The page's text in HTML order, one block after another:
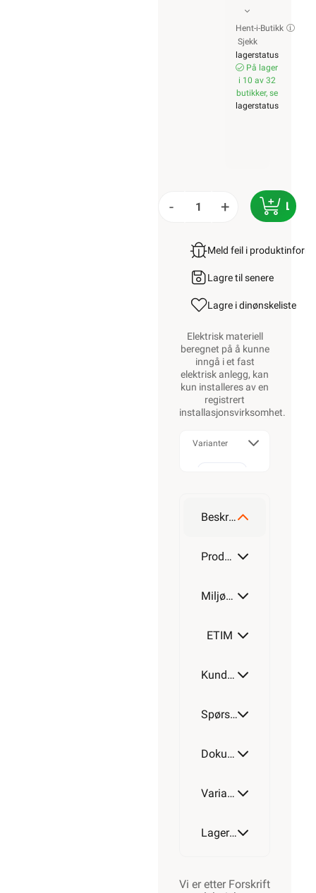
Hent-i-Butikk
Sjekk
lagerstatus
På lager
i 10 av 32
butikker, se
lagerstatus
- +
Meld feil i
Lagre til senere
Lagre i dinønskeliste
Elektrisk materiell
beregnet på å kunne
inngå i et fast
elektrisk anlegg, kan
kun installeres av en
registrert
installasjonsvirksomhet.
Varianter
Beskrivelse
Produktdetaljer
Miljøparametere
ETIM
Kundeomtale
Spørsmål og svar
Dokumentasjon
Varianter av artikkel
Lagerstatus
Vi er etter Forskrift